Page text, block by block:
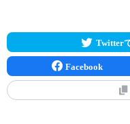
Twitter
Facebook